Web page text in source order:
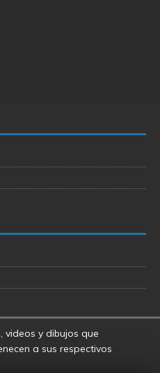
videos y dibujos que
a sus respectivos